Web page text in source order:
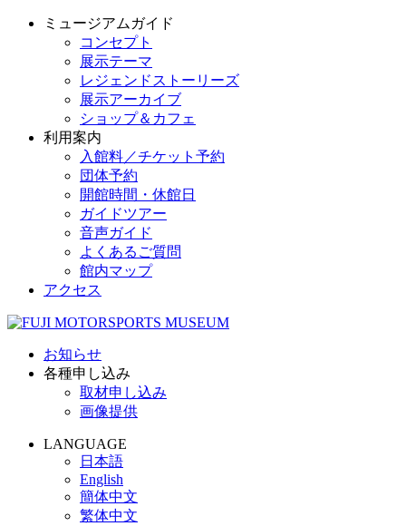
ミュージアムガイド
コンセプト
展示テーマ
レジェンドストーリーズ
展示アーカイブ
ショップ＆カフェ
利用案内
入館料／チケット予約
団体予約
開館時間・休館日
ガイドツアー
音声ガイド
よくあるご質問
館内マップ
アクセス
お知らせ
各種申し込み
取材申し込み
画像提供
LANGUAGE
日本語
English
簡体中文
繁体中文